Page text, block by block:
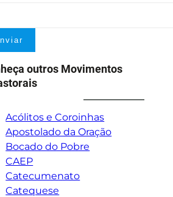
outros Movimentos
Acólitos e Coroinhas
Apostolado da Oração
Bocado do Pobre
CAEP
Catecumenato
Catequese